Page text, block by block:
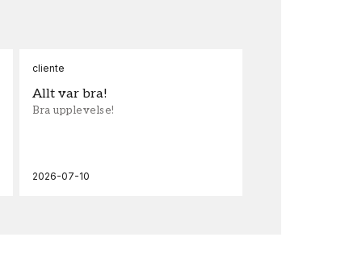
cliente
Allt var bra!
Bra upplevelse!
2026-07-10